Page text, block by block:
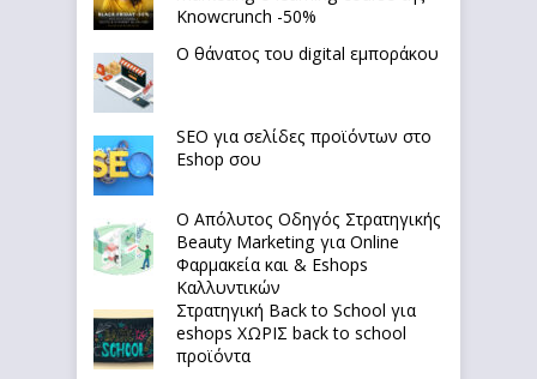
Knowcrunch -50%
Ο θάνατος του digital εμποράκου
SEO για σελίδες προϊόντων στο
Eshop σου
Ο Απόλυτoς Οδηγός Στρατηγικής
Beauty Marketing για Online
Φαρμακεία και & Eshops
Καλλυντικών
Στρατηγική Back to School για
eshops ΧΩΡΙΣ back to school
προϊόντα